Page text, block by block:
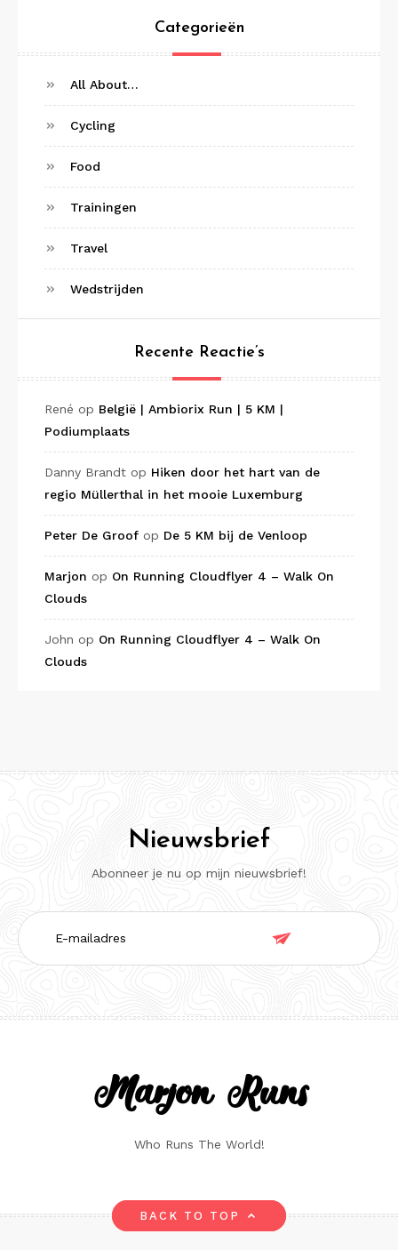
Categorieën
All About…
Cycling
Food
Trainingen
Travel
Wedstrijden
Recente Reactie’s
René op België | Ambiorix Run | 5 KM |
Podiumplaats
Danny Brandt op Hiken door het hart van de
regio Müllerthal in het mooie Luxemburg
Peter De Groof op De 5 KM bij de Venloop
Marjon op On Running Cloudflyer 4 – Walk On
Clouds
John op On Running Cloudflyer 4 – Walk On
Clouds
Nieuwsbrief
Abonneer je nu op mijn nieuwsbrief!
E-
mailadres

Marjon Runs
Who Runs The World!
BACK TO TOP